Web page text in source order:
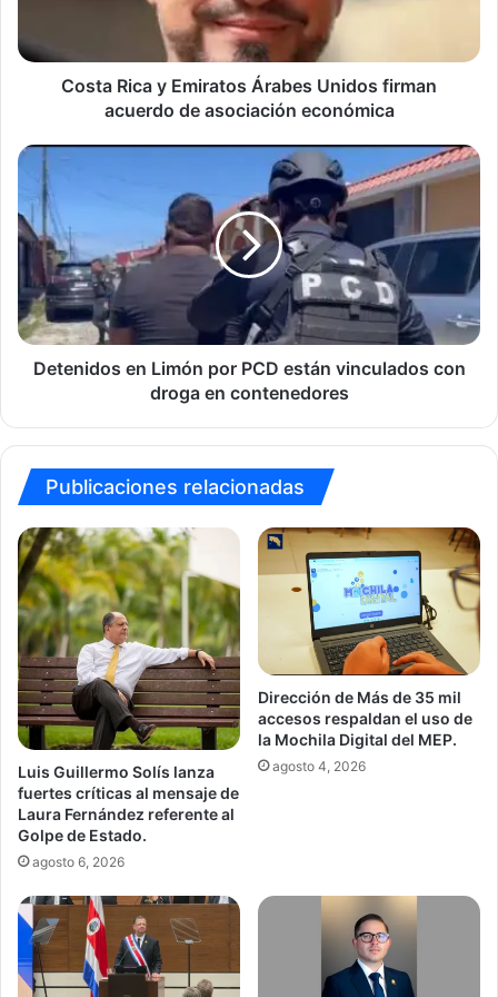
de
asociaciónCosta Rica y Emiratos Árabes Unidos firman
acuerdo de asociación económica
Detenidos
Limón
por
PCD
están
vinculados
con
droga
Detenidos en Limón por PCD están vinculados con
droga en contenedores
Publicaciones relacionadas
Luis Guillermo Solís lanza
fuertes críticas al mensaje de
Laura Fernández referente al
Golpe de Estado.
agosto 6, 2026
Dirección de Más de 35 mil
accesos respaldan el uso de
la Mochila Digital del MEP.
agosto 4, 2026